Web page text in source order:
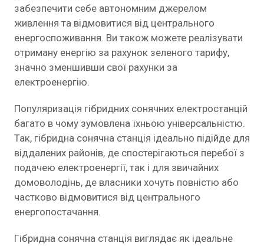
забезпечити себе автономним джерелом
живлення та відмовитися від центрального
енергоспоживання. Ви також можете реалізувати
отриману енергію за рахунок зеленого тарифу,
значно зменшивши свої рахунки за
електроенергію.
Популяризація гібридних сонячних електростанцій
багато в чому зумовлена ​​їхньою універсальністю.
Так, гібридна сонячна станція ідеально підійде для
віддалених районів, де спостерігаються перебої з
подачею електроенергії, так і для звичайних
домоволодінь, де власники хочуть повністю або
частково відмовитися від центрального
енергопостачання.
Гібридна сонячна станція виглядає як ідеальне